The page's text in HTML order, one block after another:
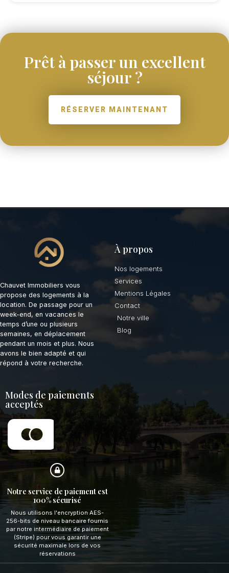
Prêt à passer un excellent
séjour ?
RÉSERVER MAINTENANT
Chauvet Immobiliers vous
propose des logements à la
location. De passage pour un
week-end, en vacances le
temps d’une ou plusieurs
semaines, en déplacement
pendant un mois et plus. Nous
avons le bien adapté et qui
répond à votre recherche.
À propos
Nos logements
Services
Mentions Légales
Contact
Notre ville
Blog
Modes de paiements
acceptés
Notre service de paiement est
100% sécurisé
Nous utilisons l'encryption AES-
256-bits de niveau bancaire fournis
par notre intermédiaire de paiement
(Stripe) pour vous garantir une
sécurité maximale lors de vos
réservations